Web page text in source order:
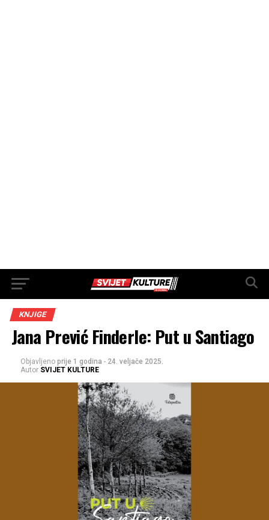
KNJIGE
Jana Prević Finderle: Put u Santiago
Objavljeno prije 1 godina - 24. veljače 2025.
Autor SVIJET KULTURE